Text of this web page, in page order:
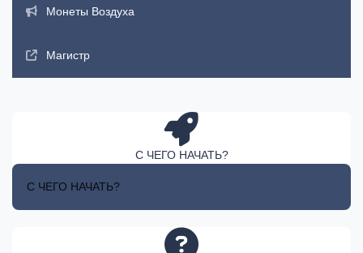
Монеты Воздуха
Магистр
С ЧЕГО НАЧАТЬ?
С ЧЕГО НАЧАТЬ?